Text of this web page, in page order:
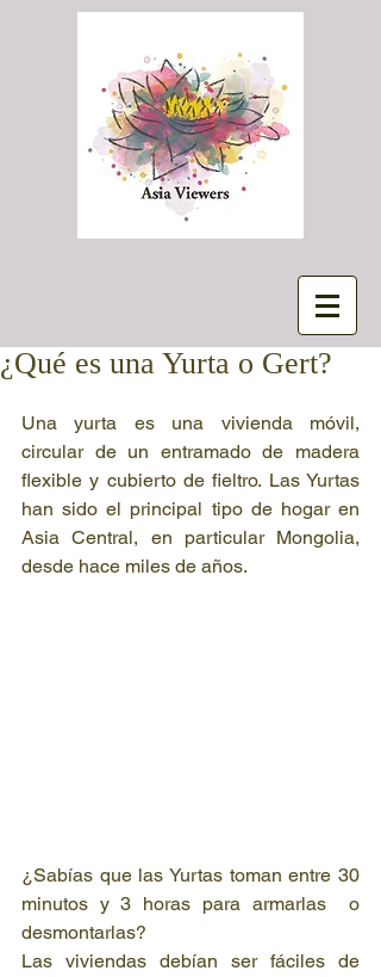
¿Qué es una Yurta o Gert?
Una yurta es una vivienda móvil,
circular de un entramado de madera
flexible y cubierto de fieltro. Las Yurtas
han sido el principal tipo de hogar en
Asia Central, en particular Mongolia,
desde hace miles de años.
¿Sabías que las Yurtas toman entre 30
minutos y 3 horas para armarlas  o
desmontarlas?
Las viviendas debían ser fáciles de